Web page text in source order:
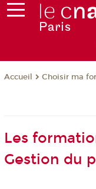
Accueil Choisir ma
Les
Gestion du